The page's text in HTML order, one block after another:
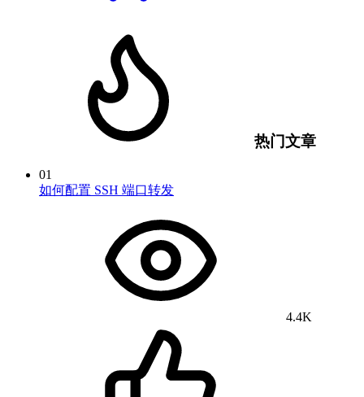
热门文章
01
如何配置 SSH 端口转发
4.4K